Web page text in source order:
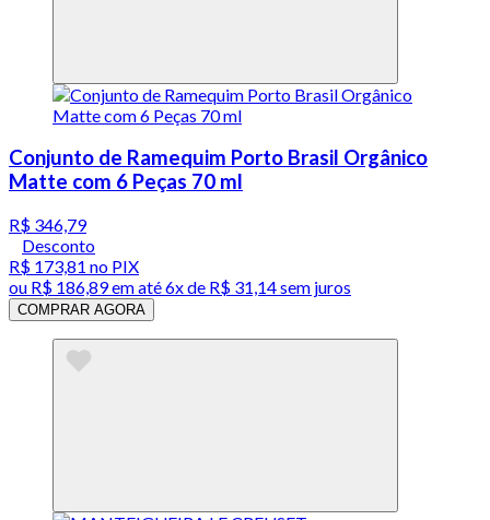
Conjunto de Ramequim Porto Brasil Orgânico
Matte com 6 Peças 70 ml
R$ 346,79
Desconto
R$ 173,81 no PIX
ou R$ 186,89em até6x de R$ 31,14 sem juros
COMPRAR AGORA